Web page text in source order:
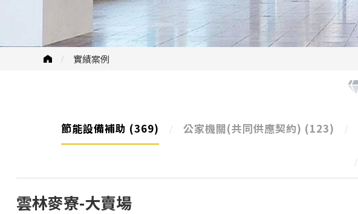
實績案例
節能設備補助 (369) 公家機關(共同供應契約) (123)
雲林麥寮-大賣場